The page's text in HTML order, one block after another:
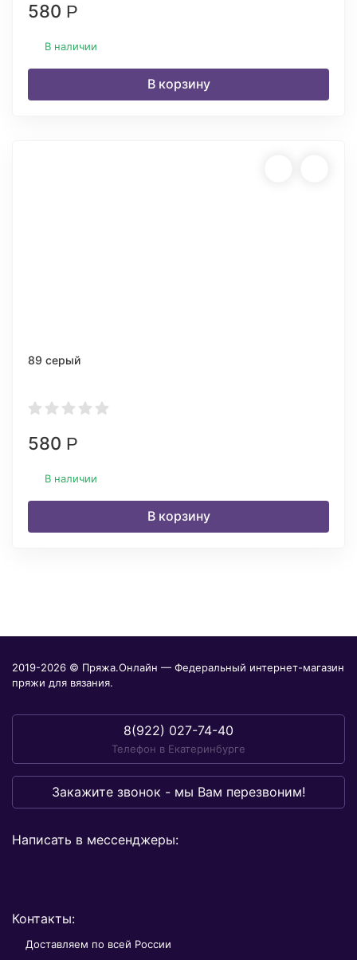
580 Р
В наличии
В корзину
89 серый
580 Р
В наличии
В корзину
2019-2026 © Пряжа.Онлайн — Федеральный интернет-магазин
пряжи для вязания.
8(922) 027-74-40
Телефон в Екатеринбурге
Закажите звонок - мы Вам перезвоним!
Написать в мессенджеры:
Контакты:
Доставляем по всей России